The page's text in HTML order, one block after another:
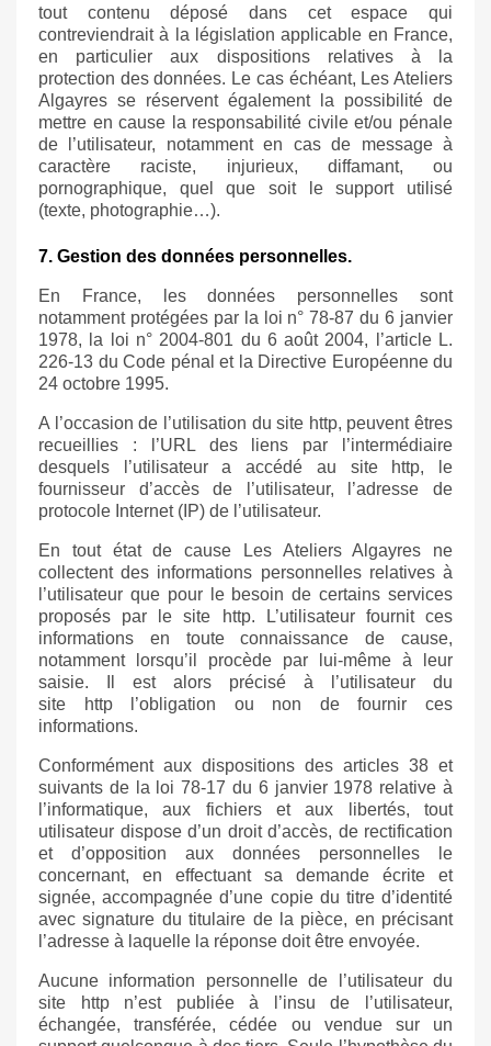
tout contenu déposé dans cet espace qui
contreviendrait à la législation applicable en France,
en particulier aux dispositions relatives à la
protection des données. Le cas échéant, Les Ateliers
Algayres se réservent également la possibilité de
mettre en cause la responsabilité civile et/ou pénale
de l’utilisateur, notamment en cas de message à
caractère raciste, injurieux, diffamant, ou
pornographique, quel que soit le support utilisé
(texte, photographie…).
7. Gestion des données personnelles.
En France, les données personnelles sont
notamment protégées par la loi n° 78-87 du 6 janvier
1978, la loi n° 2004-801 du 6 août 2004, l’article L.
226-13 du Code pénal et la Directive Européenne du
24 octobre 1995.
A l’occasion de l’utilisation du site http, peuvent êtres
recueillies : l’URL des liens par l’intermédiaire
desquels l’utilisateur a accédé au site
http, le
fournisseur d’accès de l’utilisateur, l’adresse de
protocole Internet (IP) de l’utilisateur.
En tout état de cause Les Ateliers Algayres ne
collectent des informations personnelles relatives à
l’utilisateur que pour le besoin de certains services
proposés par le site
http. L’utilisateur fournit ces
informations en toute connaissance de cause,
notamment lorsqu’il procède par lui-même à leur
saisie. Il est alors précisé à l’utilisateur du
site
httpl’obligation ou non de fournir ces
informations.
Conformément aux dispositions des articles 38 et
suivants de la loi 78-17 du 6 janvier 1978 relative à
l’informatique, aux fichiers et aux libertés, tout
utilisateur dispose d’un droit d’accès, de rectification
et d’opposition aux données personnelles le
concernant, en effectuant sa demande écrite et
signée, accompagnée d’une copie du titre d’identité
avec signature du titulaire de la pièce, en précisant
l’adresse à laquelle la réponse doit être envoyée.
Aucune information personnelle de l’utilisateur du
site
httpn’est publiée à l’insu de l’utilisateur,
échangée, transférée, cédée ou vendue sur un